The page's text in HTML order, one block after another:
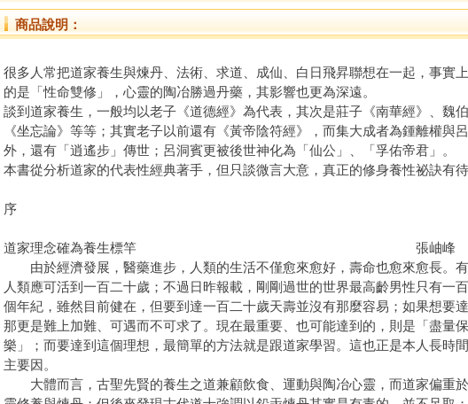
商品說明：
很多人常把道家養生與煉丹、法術、求道、成仙、白日飛昇聯想在一起，事實
的是「性命雙修」，心靈的陶冶勝過丹藥，其影響也更為深遠。
談到道家養生，一般均以老子《道德經》為代表，其次是莊子《南華經》、魏
《坐忘論》等等；其實老子以前還有《黃帝陰符經》，而集大成者為鍾離權與
外，還有「逍遙步」傳世；呂洞賓更被後世神化為「仙公」、「孚佑帝君」。
本書從分析道家的代表性經典著手，但只談微言大意，真正的修身養性祕訣有
序
道家理念確為養生標竿 張岫峰
由於經濟發展，醫藥進步，人類的生活不僅愈來愈好，壽命也愈來愈長。
人類應可活到一百二十歲；不過日昨報載，剛剛過世的世界最高齡男性只有一
個年紀，雖然目前健在，但要到達一百二十歲天壽並沒有那麼容易；如果想要
那更是難上加難、可遇而不可求了。現在最重要、也可能達到的，則是「盡量
樂」；而要達到這個理想，最簡單的方法就是跟道家學習。這也正是本人長時
主要因。
大體而言，古聖先賢的養生之道兼顧飲食、運動與陶冶心靈，而道家偏重